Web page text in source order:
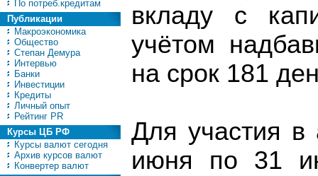
По потреб.кредитам
Публикации
Макроэкономика
Общество
Степан Демура
Интервью
Банки
Инвестиции
Кредиты
Личный опыт
Рейтинг PR
Курсы ЦБ РФ
Курсы валют сегодня
Архив курсов валют
Конвертер валют
вкладу с
учётом
на срок 181
Для участия в
июня по 31